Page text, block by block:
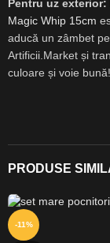
Pentru uz exterior:
Magic Whip 15cm
aducă un zâmbet
Artificii.Market și
culoare și voie bună!
PRODUSE
-11%